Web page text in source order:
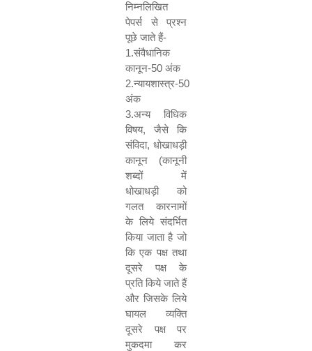
निम्नलिखित
पेपर्स से प्रश्न
पूछे जाते हैं-
1.संवैधानिक
कानून-50 अंक
2.न्यायशास्त्र-50
अंक
3.अन्य विधिक
विषय, जैसे कि
संविदा, धोखाधड़ी
कानून (कानूनी
शब्दों में
धोखाधड़ी को
गलत कारनामों
के लिये संदर्भित
किया जाता है जो
कि एक पक्ष तथा
दूसरे पक्ष के
प्रति किये जाते हैं
और जिसके लिये
घायल व्यक्ति
दूसरे पक्ष पर
मुकदमा कर